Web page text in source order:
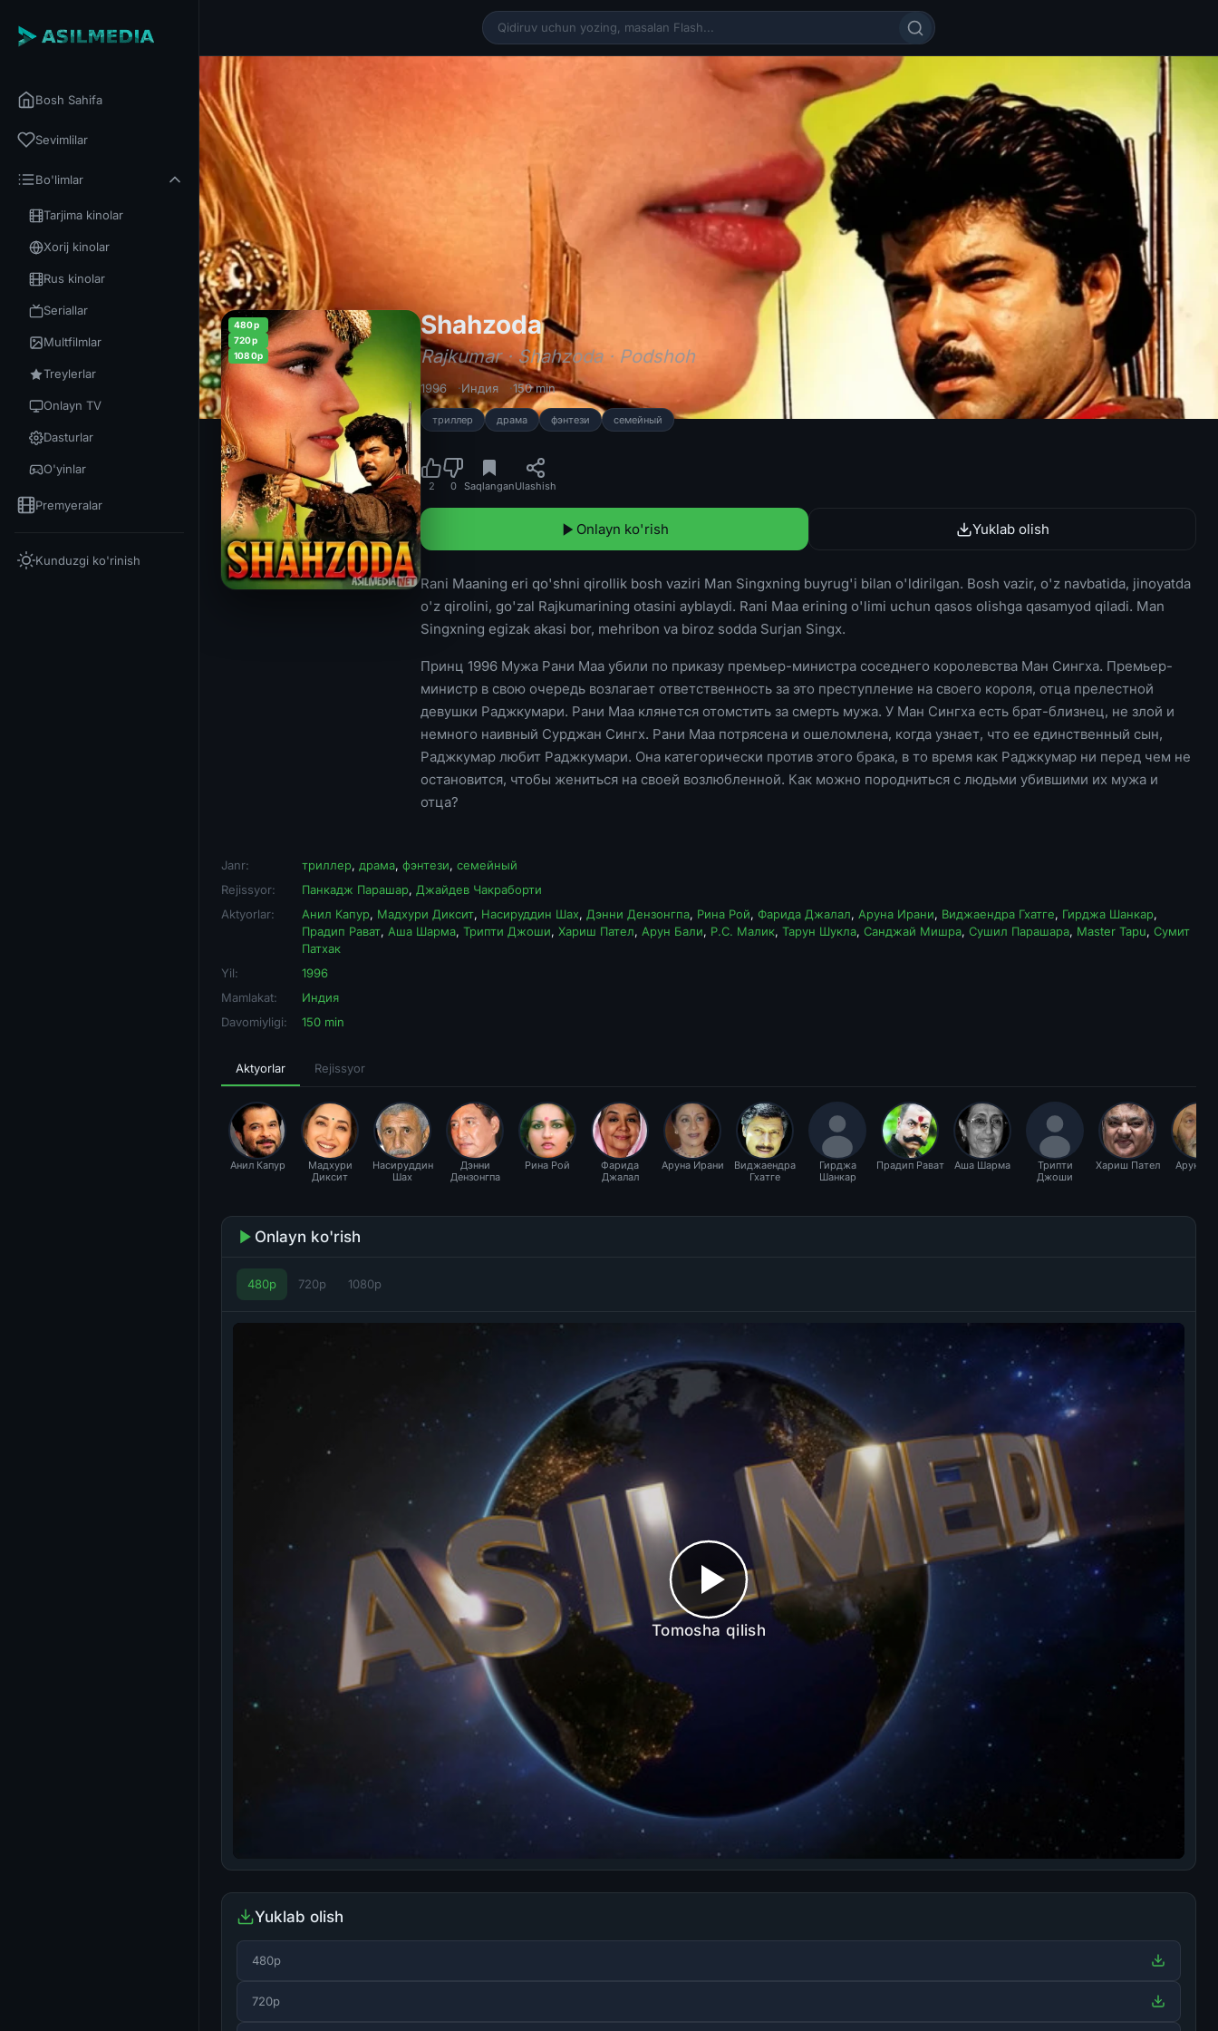
Bosh Sahifa
Sevimlilar
Bo'limlar
Tarjima kinolar
Xorij kinolar
Rus kinolar
Seriallar
Multfilmlar
Treylerlar
Onlayn TV
Dasturlar
O'yinlar
Premyeralar
Kunduzgi ko'rinish
480p
720p
1080p
ShahzodaShahzoda / Rajkumar / Shahzoda / Podshoh Hind
Rajkumar · Shahzoda · Podshoh
1996 Индия 150 min
триллер драма фэнтези семейный
2 0 SaqlanganUlashish
Onlayn ko'rish Yuklab olish
Rani Maaning eri qo'shni qirollik bosh vaziri Man Singxning buyrug'i bilan o'ldirilgan. Bosh vazir, o'z navbatida, jinoyatda
o'z qirolini, go'zal Rajkumarining otasini ayblaydi. Rani Maa erining o'limi uchun qasos olishga qasamyod qiladi. Man
Singxning egizak akasi bor, mehribon va biroz sodda Surjan Singx.
Принц 1996 Мужа Рани Маа убили по приказу премьер-министра соседнего королевства Ман Сингха. Премьер-
министр в свою очередь возлагает ответственность за это преступление на своего короля, отца прелестной
девушки Раджкумари. Рани Маа клянется отомстить за смерть мужа. У Ман Сингха есть брат-близнец, не злой и
немного наивный Сурджан Сингх. Рани Маа потрясена и ошеломлена, когда узнает, что ее единственный сын,
Раджкумар любит Раджкумари. Она категорически против этого брака, в то время как Раджкумар ни перед чем не
остановится, чтобы жениться на своей возлюбленной. Как можно породниться с людьми убившими их мужа и
отца?
Janr: триллер, драма, фэнтези, семейный
Rejissyor:
Панкадж Парашар, Джайдев Чакраборти
Aktyorlar:
Анил Капур, Мадхури Диксит, Насируддин Шах, Дэнни Дензонгпа, Рина Рой, Фарида Джалал, Аруна Ирани, Виджаендра Гхатге, Гирджа Шанкар,
Прадип Рават, Аша Шарма, Трипти Джоши, Хариш Пател, Арун Бали, Р.С. Малик, Тарун Шукла, Санджай Мишра, Сушил Парашара, Master Tapu, Сумит
Патхак
Yil:
1996
Mamlakat:
Индия
Davomiyligi:
150 min
Aktyorlar Rejissyor
Анил Капур
Мадхури
Диксит
Насируддин
Шах
Дэнни
Дензонгпа
Рина Рой
Фарида
Джалал
Аруна Ирани
Виджаендра
Гхатге
Гирджа
Шанкар
Прадип Рават Аша Шарма
Трипти
Джоши
Хариш Пател Арун
Onlayn ko'rish
480p 720p 1080p
Tomosha qilish
Yuklab olish
480p
720p